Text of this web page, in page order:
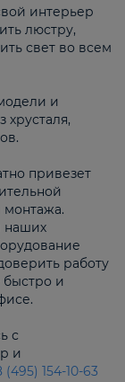
интерьер
люстру,
свет во всем
и
привезет
монтажа.
наших
работу
быстро и
с
и
(495) 154-10-63